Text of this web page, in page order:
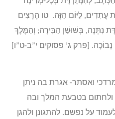
עֲתִדִים, לַיּוֹם הַזֶּה. טו הָרָצִים
נִתְּנָה, בְּשׁוּשַׁן הַבִּירָה; וְהַמֶּלֶךְ
[פרק ג’ פסוקים י”ב-ט”ו]
ואסתר- אגרת בה ניתן
ולחתום בטבעת המלך ובה
על נפשם. להתגונן ולהגן